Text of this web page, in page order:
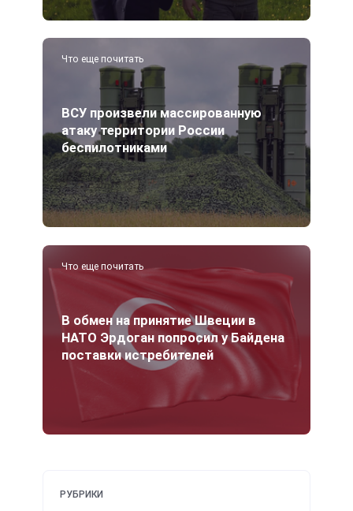
Что еще почитать
ВСУ произвели массированную
атаку территории России
беспилотниками
Что еще почитать
В обмен на принятие Швеции в
НАТО Эрдоган попросил у Байдена
поставки истребителей
РУБРИКИ